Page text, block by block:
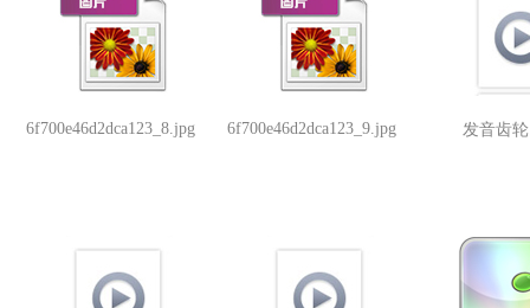
6f700e46d2dca123_8.jpg 6f700e46d2dca123_9.jpg 发音齿